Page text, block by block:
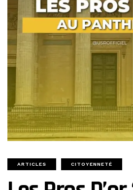
ARTICLES CITOYENNETÉ